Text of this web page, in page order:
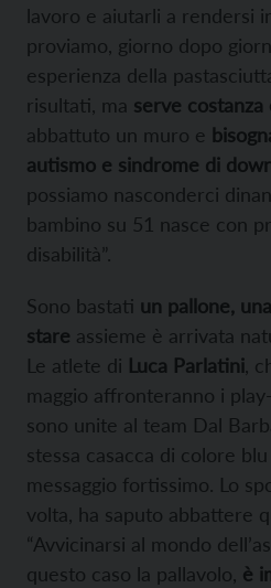
lavoro e aiutarli a rendersi
proviamo, giorno dopo
esperienza della
risultati, ma serve costanza
abbattuto un muro e
autismo e sindrome di
possiamo nasconderci
bambino su 51 nasce con
disabilità”.
Sono bastati un pallone,
stare assieme è arrivata
Le atlete di Luca Parlatini ,
maggio affronteranno i
sono unite al team Dal
stessa casacca di colore
messaggio fortissimo. Lo
volta, ha saputo abbattere
“Avvicinarsi al mondo
questo caso la pallavolo, è